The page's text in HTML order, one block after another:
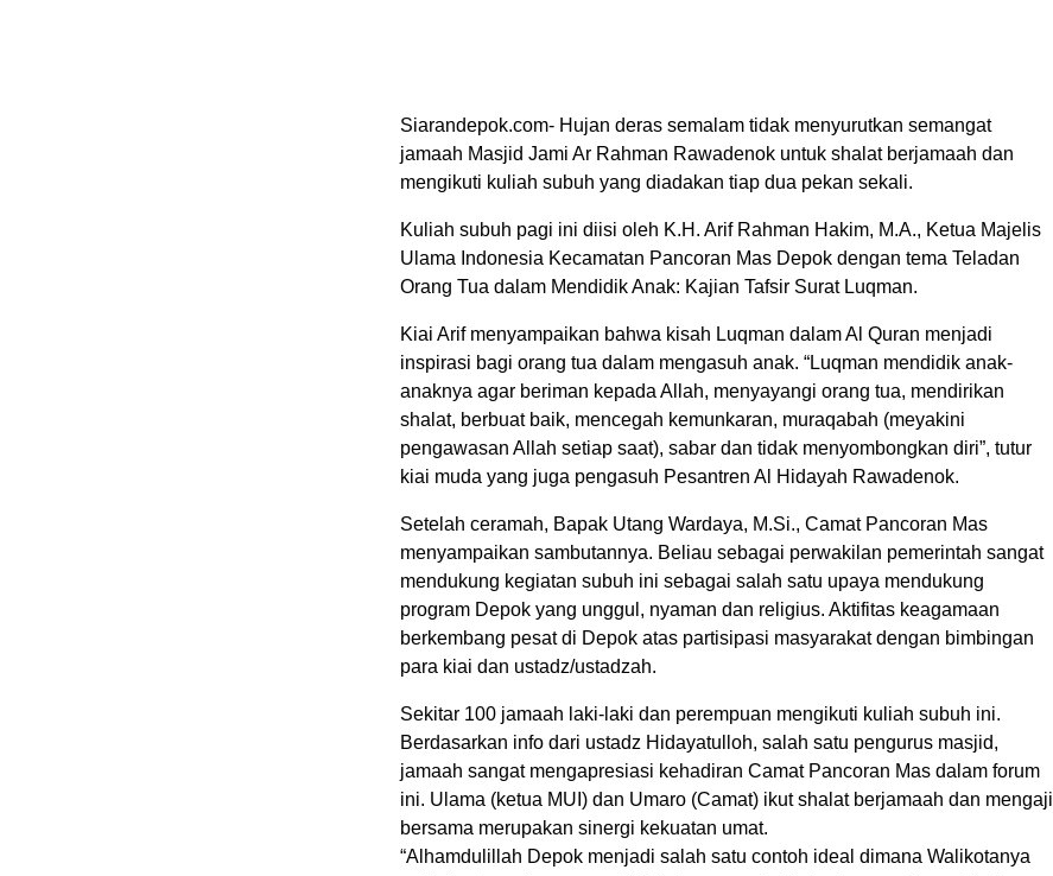
Siarandepok.com- Hujan deras semalam tidak menyurutkan semangat
jamaah Masjid Jami Ar Rahman Rawadenok untuk shalat berjamaah dan
mengikuti kuliah subuh yang diadakan tiap dua pekan sekali.
Kuliah subuh pagi ini diisi oleh K.H. Arif Rahman Hakim, M.A., Ketua Majelis
Ulama Indonesia Kecamatan Pancoran Mas Depok dengan tema Teladan
Orang Tua dalam Mendidik Anak: Kajian Tafsir Surat Luqman.
Kiai Arif menyampaikan bahwa kisah Luqman dalam Al Quran menjadi
inspirasi bagi orang tua dalam mengasuh anak. “Luqman mendidik anak-
anaknya agar beriman kepada Allah, menyayangi orang tua, mendirikan
shalat, berbuat baik, mencegah kemunkaran, muraqabah (meyakini
pengawasan Allah setiap saat), sabar dan tidak menyombongkan diri”, tutur
kiai muda yang juga pengasuh Pesantren Al Hidayah Rawadenok.
Setelah ceramah, Bapak Utang Wardaya, M.Si., Camat Pancoran Mas
menyampaikan sambutannya. Beliau sebagai perwakilan pemerintah sangat
mendukung kegiatan subuh ini sebagai salah satu upaya mendukung
program Depok yang unggul, nyaman dan religius. Aktifitas keagamaan
berkembang pesat di Depok atas partisipasi masyarakat dengan bimbingan
para kiai dan ustadz/ustadzah.
Sekitar 100 jamaah laki-laki dan perempuan mengikuti kuliah subuh ini.
Berdasarkan info dari ustadz Hidayatulloh, salah satu pengurus masjid,
jamaah sangat mengapresiasi kehadiran Camat Pancoran Mas dalam forum
ini. Ulama (ketua MUI) dan Umaro (Camat) ikut shalat berjamaah dan mengaji
bersama merupakan sinergi kekuatan umat.
“Alhamdulillah Depok menjadi salah satu contoh ideal dimana Walikotanya